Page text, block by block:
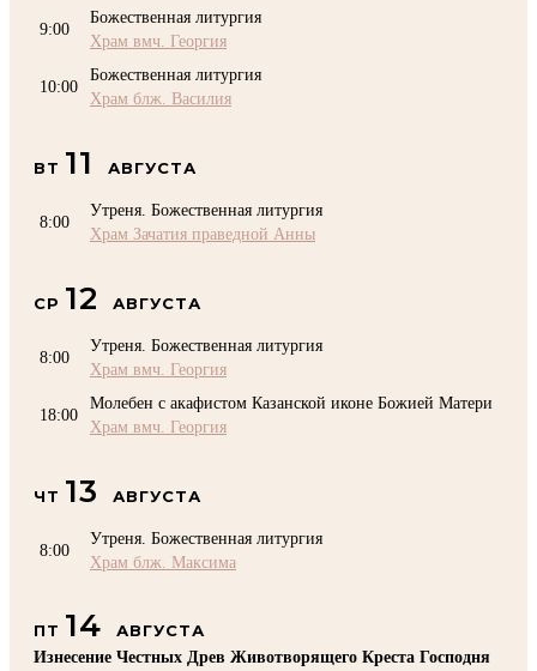
9:00
Божественная литургия
Храм вмч. Георгия
10:00
Божественная литургия
Храм блж. Василия
ВТ 11 АВГУСТА
8:00
Утреня. Божественная литургия
Храм Зачатия праведной Анны
СР 12 АВГУСТА
8:00
Утреня. Божественная литургия
Храм вмч. Георгия
18:00
Молебен с акафистом Казанской иконе Божией Матери
Храм вмч. Георгия
ЧТ 13 АВГУСТА
8:00
Утреня. Божественная литургия
Храм блж. Максима
ПТ 14
АВГУСТА
Изнесение Честных Древ Животворящего Креста Господня